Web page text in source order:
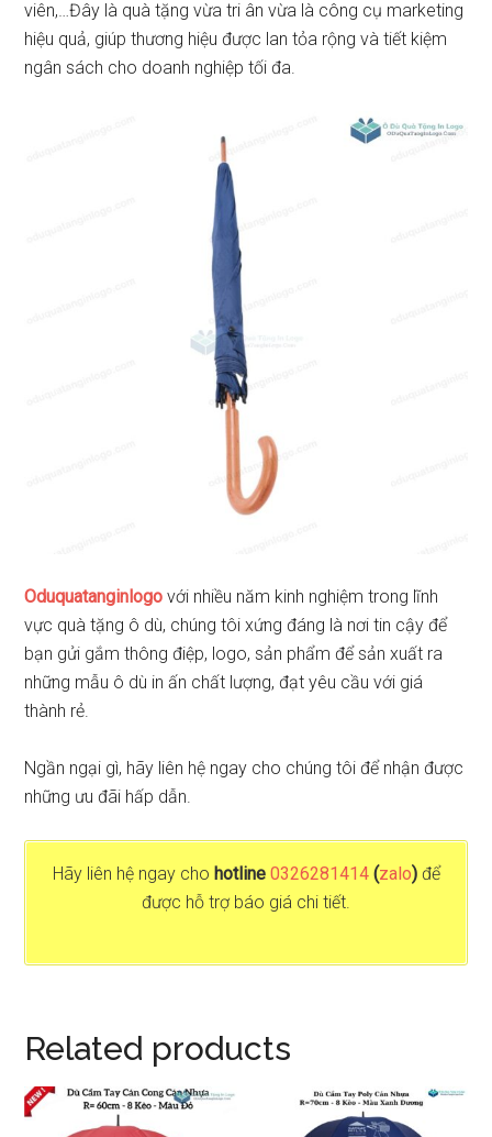
viên,…Đây là quà tặng vừa tri ân vừa là công cụ marketing
hiệu quả, giúp thương hiệu được lan tỏa rộng và tiết kiệm
ngân sách cho doanh nghiệp tối đa.
Oduquatanginlogo với nhiều năm kinh nghiệm trong lĩnh
vực quà tặng ô dù, chúng tôi xứng đáng là nơi tin cậy để
bạn gửi gắm thông điệp, logo, sản phẩm để sản xuất ra
những mẫu ô dù in ấn chất lượng, đạt yêu cầu với giá
thành rẻ.
Ngần ngại gì, hãy liên hệ ngay cho chúng tôi để nhận được
những ưu đãi hấp dẫn.
Hãy liên hệ ngay cho hotline 0326281414(zalo)để
được hỗ trợ báo giá chi tiết.
Related products